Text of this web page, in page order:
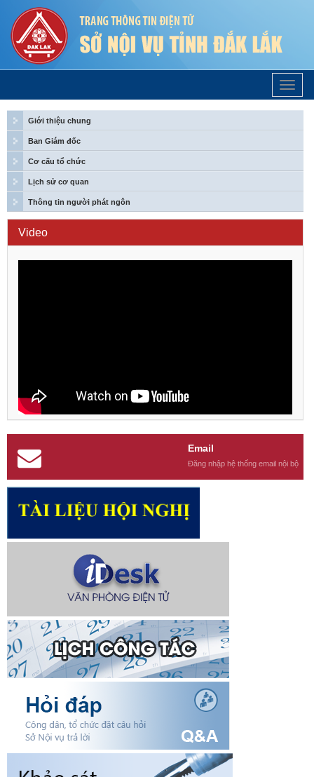
Trang
Chủ
Giới thiệu chung
Ban Giám đốc
Cơ cấu tổ chức
Lịch sử cơ quan
Thông tin người phát ngôn
Video
Email
Đăng nhập hệ thống email nội bộ